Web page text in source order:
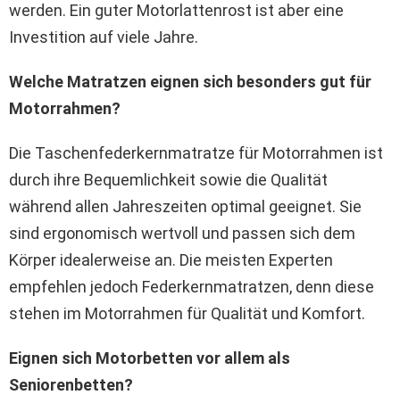
werden. Ein guter Motorlattenrost ist aber eine
Investition auf viele Jahre.
Welche Matratzen eignen sich besonders gut für
Motorrahmen?
Die Taschenfederkernmatratze für Motorrahmen ist
durch ihre Bequemlichkeit sowie die Qualität
während allen Jahreszeiten optimal geeignet. Sie
sind ergonomisch wertvoll und passen sich dem
Körper idealerweise an. Die meisten Experten
empfehlen jedoch Federkernmatratzen, denn diese
stehen im Motorrahmen für Qualität und Komfort.
Eignen sich Motorbetten vor allem als
Seniorenbetten?